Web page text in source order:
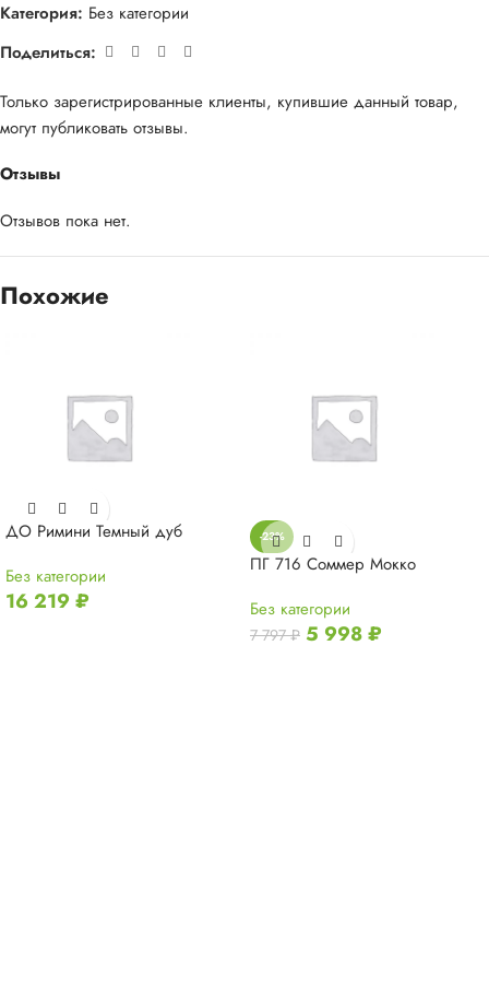
Категория: Без категории
Поделиться:
Отзывы
Отзывов пока нет.
Только зарегистрированные клиенты, купившие данный товар,
могут публиковать отзывы.
Похожие
ДО Римини Темный дуб
Без категории
16 219 ₽
-23%
ПГ 716 Соммер Мокко
Без категории
7 797₽ 5 998₽